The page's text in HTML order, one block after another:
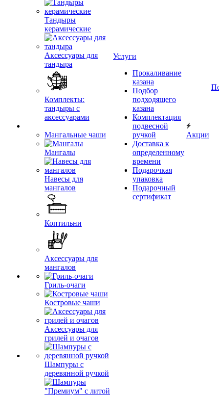
Тандыры
керамические
Аксессуары для
тандыра
Комплекты:
тандыры с
аксессуарами
Мангальные чаши
Мангалы
Навесы для
мангалов
Коптильни
Аксессуары для
мангалов
Гриль-очаги
Костровые чаши
Аксессуары для
грилей и очагов
Шампуры с
деревянной ручкой
Услуги
Прокаливание
казана
Подбор
подходящего
казана
Комплектация
подвесной
ручкой
Доставка к
определенному
времени
Подарочкая
упаковка
Подарочный
сертификат
Акции